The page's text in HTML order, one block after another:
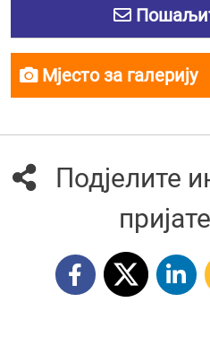
Мјесто за галерију
Подјелите